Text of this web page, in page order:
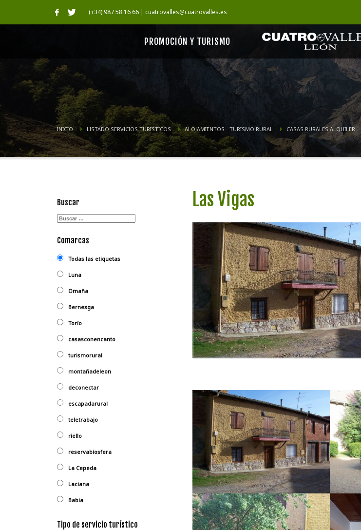
(+34) 987 58 16 66 | cuatrovalles@cuatrovalles.es
PROMOCIÓN Y TURISMO
INICIO LISTADO SERVICIOS TURISTICOS ALOJAMIENTOS - TURISMO RURAL CASAS RURALES ALQUILER
Las Vigas
Buscar
Comarcas
Todas las etiquetas
Luna
Omaña
Bernesga
Torío
casasconencanto
turismorural
montañadeleon
deconectar
escapadarural
teletrabajo
riello
reservabiosfera
La Cepeda
Laciana
Babia
Tipo de servicio turístico